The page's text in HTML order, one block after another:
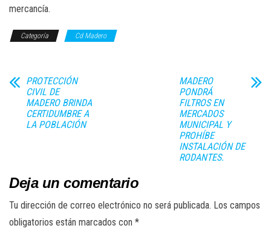
mercancía.
Categoría Cd Madero
PROTECCIÓN
CIVIL DE
MADERO BRINDA
CERTIDUMBRE A
LA POBLACIÓN
MADERO
PONDRÁ
FILTROS EN
MERCADOS
MUNICIPAL Y
PROHÍBE
INSTALACIÓN DE
RODANTES.
Deja un comentario
Tu dirección de correo electrónico no será publicada. Los campos
obligatorios están marcados con *